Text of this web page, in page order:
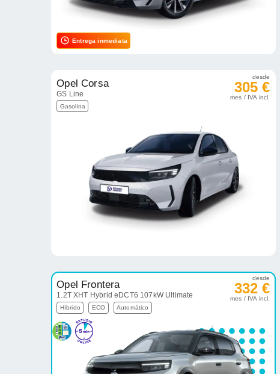
Entrega inmediata
Opel Corsa
GS Line
Gasolina
desde
305 €
mes / IVA incl.
Opel Frontera
1.2T XHT Hybrid eDCT6 107kW Ultimate
Híbrido ECO Automático
desde
332 €
mes / IVA incl.